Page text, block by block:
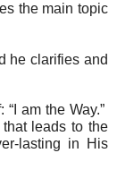
the main topic
he clarifies and
am the Way.”
leads to the
lasting in His